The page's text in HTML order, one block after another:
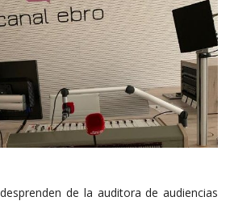
de la auditora de audiencias